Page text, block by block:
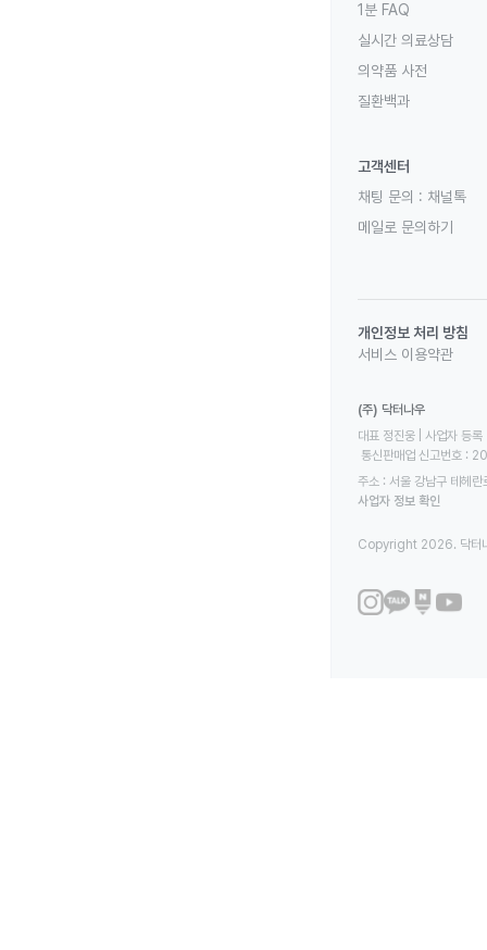
1분 FAQ
실시간 의료상담
의약품 사전
질환백과
고객센터
채팅 문의 : 채널톡
메일로 문의하기
개인정보 처리 방침
서비스 이용약관
(주) 닥터나우
대표 정진웅 | 사업자
통신판매업 신고번호
주소 : 서울 강남구 테헤
사업자 정보 확인
Copyright 2026. 닥터